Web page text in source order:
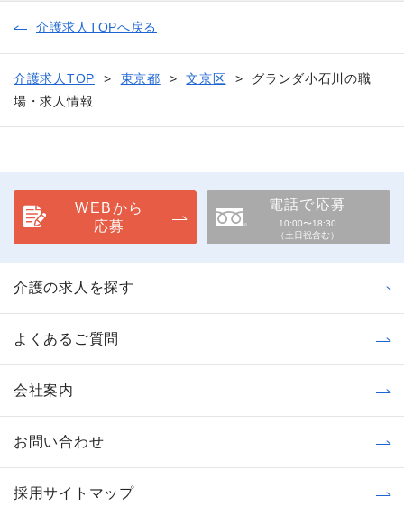
介護求人TOPへ戻る
介護求人TOP 東京都 文京区
グランダ小石川の職
場・求人情報
WEBから
応募
電話で応募
10:00〜18:30
（土日祝含む）
介護の求人を探す
よくあるご質問
会社案内
お問い合わせ
採用サイトマップ